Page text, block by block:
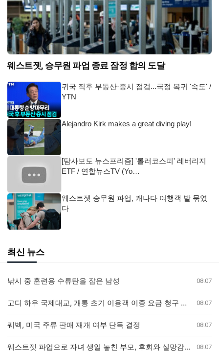
웨스트젯, 승무원 파업 종료 잠정 합의 도달
귀국 직후 부동산·증시 점검...국정 복귀 '속도' /
YTN
Alejandro Kirk makes a great diving play!
[탐사보도 뉴스프리즘] '롤러코스피' 레버리지
ETF / 연합뉴스TV (Yo…
웨스트젯 승무원 파업, 캐나다 여행객 발 묶였
다
최신 뉴스
낚시 중 훈련용 수류탄을 잡은 남성 08.07
고디 하우 국제대교, 개통 초기 이용객 이중 요금 청구 의혹 제기 08.07
퀘벡, 미국 주류 판매 재개 여부 단독 결정 08.07
웨스트젯 파업으로 자녀 생일 놓친 부모, 후회와 실망감 호소 08.07